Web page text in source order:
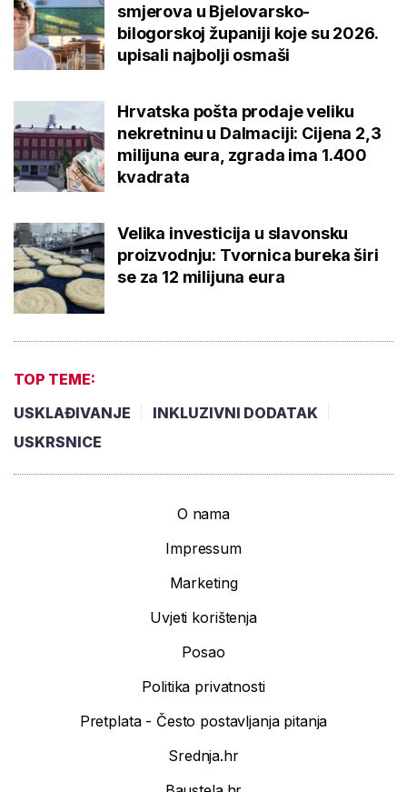
smjerova u Bjelovarsko-
bilogorskoj županiji koje su 2026.
upisali najbolji osmaši
Hrvatska pošta prodaje veliku
nekretninu u Dalmaciji: Cijena 2,3
milijuna eura, zgrada ima 1.400
kvadrata
Velika investicija u slavonsku
proizvodnju: Tvornica bureka širi
se za 12 milijuna eura
TOP TEME:
USKLAĐIVANJE
INKLUZIVNI DODATAK
USKRSNICE
O nama
Impressum
Marketing
Uvjeti korištenja
Posao
Politika privatnosti
Pretplata - Često postavljanja pitanja
Srednja.hr